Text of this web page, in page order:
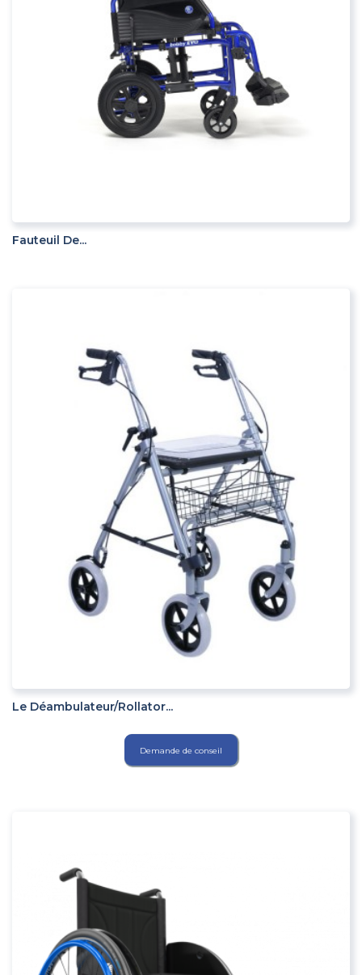
ADD TO CART
Fauteuil De...
ADD TO CART
Le Déambulateur/rollator...
Demande de conseil